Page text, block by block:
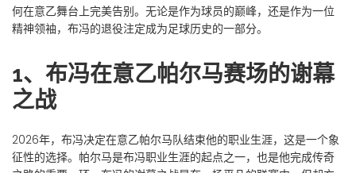
何在意乙舞台上完美告别。无论是作为球员的巅峰，还是作为一位
精神领袖，布冯的退役注定成为足球历史的一部分。
1、布冯在意乙帕尔马赛场的谢幕
之战
2026年，布冯决定在意乙帕尔马队结束他的职业生涯，这是一个象
征性的选择。帕尔马是布冯职业生涯的起点之一，也是他完成传奇